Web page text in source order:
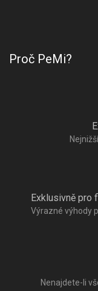
Proč PeMi?
Exklusivně pro
Výrazné výhody
Nenajdete-li